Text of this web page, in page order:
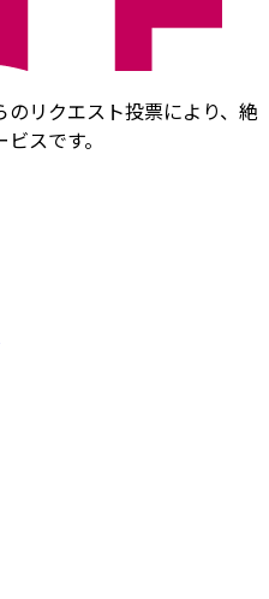
リクエスト投票により、絶
スです。